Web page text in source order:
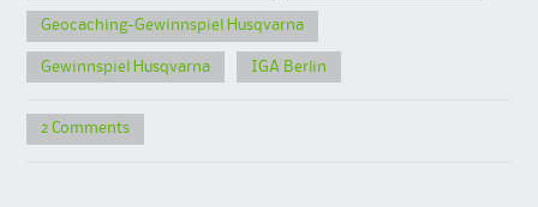
Geocaching-Gewinnspiel Husqvarna
Gewinnspiel Husqvarna IGA Berlin
2 Comments